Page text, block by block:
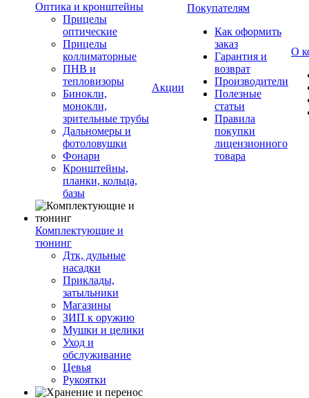
Оптика и кронштейны
Прицелы
оптические
Прицелы
коллиматорные
ПНВ и
тепловизоры
Бинокли,
монокли,
зрительные трубы
Дальномеры и
фотоловушки
Фонари
Кронштейны,
планки, кольца,
базы
Комплектующие и
тюнинг
Дтк, дульные
насадки
Приклады,
затыльники
Магазины
ЗИП к оружию
Мушки и целики
Уход и
обслуживание
Цевья
Рукоятки
Акции
Покупателям
Как оформить
заказ
Гарантия и
возврат
Производители
Полезные
статьи
Правила
покупки
лицензионного
товара
О